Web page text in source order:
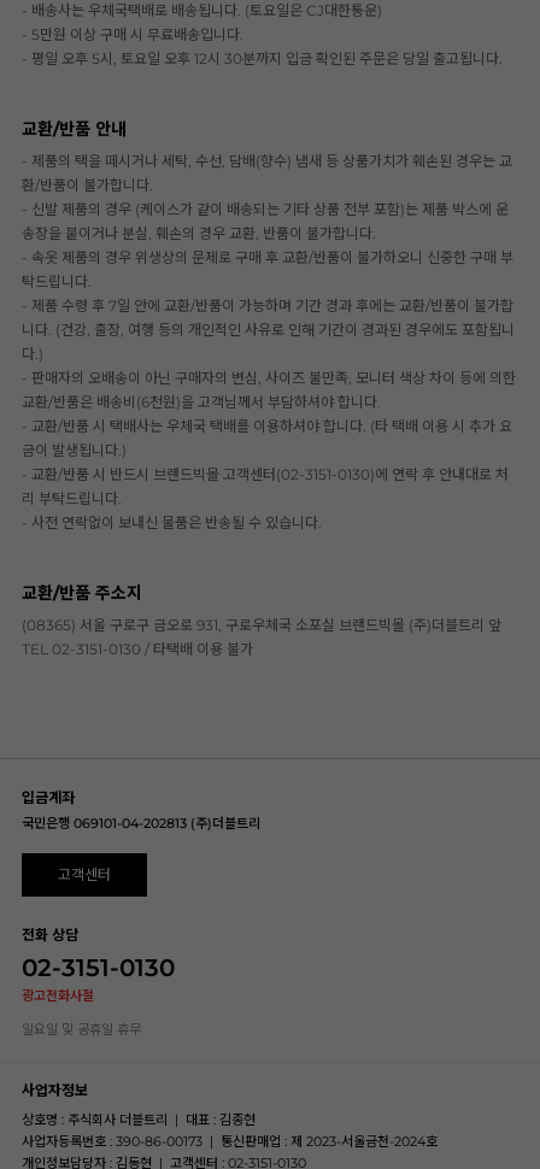
- 배송사는 우체국택배로 배송됩니다. (토요일은 CJ대한통운)
- 5만원 이상 구매 시 무료배송입니다.
- 평일 오후 5시, 토요일 오후 12시 30분까지 입금 확인된 주문은 당일 출고됩니다.
교환/반품 안내
- 제품의 택을 떼시거나 세탁, 수선, 담배(향수) 냄새 등 상품가치가 훼손된 경우는 교
환/반품이 불가합니다.
- 신발 제품의 경우 (케이스가 같이 배송되는 기타 상품 전부 포함)는 제품 박스에 운
송장을 붙이거나 분실, 훼손의 경우 교환, 반품이 불가합니다.
- 속옷 제품의 경우 위생상의 문제로 구매 후 교환/반품이 불가하오니 신중한 구매 부
탁드립니다.
- 제품 수령 후 7일 안에 교환/반품이 가능하며 기간 경과 후에는 교환/반품이 불가합
니다. (건강, 출장, 여행 등의 개인적인 사유로 인해 기간이 경과된 경우에도 포함됩니
다.)
- 판매자의 오배송이 아닌 구매자의 변심, 사이즈 불만족, 모니터 색상 차이 등에 의한
교환/반품은 배송비(6천원)을 고객님께서 부담하셔야 합니다.
- 교환/반품 시 택배사는 우체국 택배를 이용하셔야 합니다. (타 택배 이용 시 추가 요
금이 발생됩니다.)
- 교환/반품 시 반드시 브랜드빅몰 고객센터(02-3151-0130)에 연락 후 안내대로 처
리 부탁드립니다.
- 사전 연락없이 보내신 물품은 반송될 수 있습니다.
교환/반품 주소지
(08365) 서울 구로구 금오로 931, 구로우체국 소포실 브랜드빅몰 (주)더블트리 앞
TEL 02-3151-0130 / 타택배 이용 불가
입금계좌
국민은행 069101-04-202813 (주)더블트리
고객센터
전화 상담
02-3151-0130
광고전화사절
일요일 및 공휴일 휴무
사업자정보
상호명 : 주식회사 더블트리 | 대표 : 김종현
사업자등록번호 : 390-86-00173 | 통신판매업 : 제 2023-서울금천-2024호
개인정보담당자 : 김동현 | 고객센터 : 02-3151-0130